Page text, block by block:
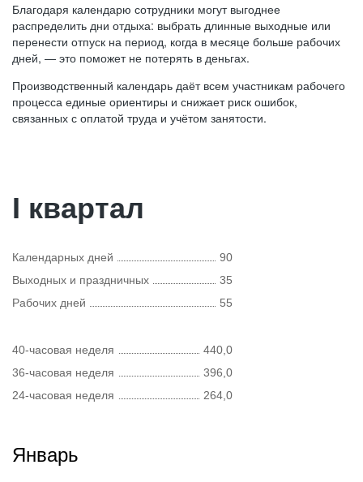
Благодаря календарю сотрудники могут выгоднее
распределить дни отдыха: выбрать длинные выходные или
перенести отпуск на период, когда в месяце больше рабочих
дней, — это поможет не потерять в деньгах.
Производственный календарь даёт всем участникам рабочего
процесса единые ориентиры и снижает риск ошибок,
связанных с оплатой труда и учётом занятости.
I квартал
Календарных дней
90
Выходных и праздничных
35
Рабочих дней
55
40-часовая неделя
440,0
36-часовая неделя
396,0
24-часовая неделя
264,0
Январь